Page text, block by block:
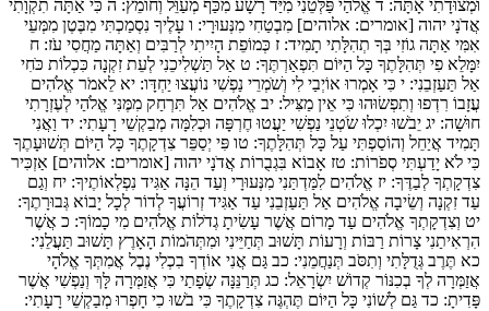
וּמְצוּדָתִי אָתָּה: ד אֱ‍לֹהַי פַּלְּטֵנִי מִיַּד רָשָׁע מִכַּף מְעַוֵּל וְחוֹמֵץ: ה כִּי אַתָּה תִקְוָתִי
אֲדֹנָי יהוה [אומרים: אלוהים] מִבְטַחִי מִנְּעוּרָי: ו עָלֶיךָ נִסְמַכְתִּי מִבֶּטֶן מִמְּעֵי
אִמִּי אַתָּה גוֹזִי בְּךָ תְהִלָּתִי תָמִיד: ז כְּמוֹפֵת הָיִיתִי לְרַבִּים וְאַתָּה מַחֲסִי עֹז: ח
יִמָּלֵא פִי תְּהִלָּתֶךָ כָּל הַיּוֹם תִּפְאַרְתֶּךָ: ט אַל תַּשְׁלִיכֵנִי לְעֵת זִקְנָה כִּכְלוֹת כֹּחִי
אַל תַּעַזְבֵנִי: י כִּי אָמְרוּ אוֹיְבַי לִי וְשֹׁמְרֵי נַפְשִׁי נוֹעֲצוּ יַחְדָּו: יא לֵאמֹר אֱלֹהִים
עֲזָבוֹ רִדְפוּ וְתִפְשׂוּהוּ כִּי אֵין מַצִּיל: יב אֱלֹהִים אַל תִּרְחַק מִמֶּנִּי אֱלֹהַי לְעֶזְרָתִי
חוּשָׁה: יג יֵבֹשׁוּ יִכְלוּ שֹׂטְנֵי נַפְשִׁי יַעֲטוּ חֶרְפָּה וּכְלִמָּה מְבַקְשֵׁי רָעָתִי: יד וַאֲנִי
תָּמִיד אֲיַחֵל וְהוֹסַפְתִּי עַל כָּל תְּהִלָּתֶךָ: טו פִּי יְסַפֵּר צִדְקָתֶךָ כָּל הַיּוֹם תְּשׁוּעָתֶךָ
כִּי לֹא יָדַעְתִּי סְפֹרוֹת: טז אָבוֹא בִּגְבֻרוֹת אֲדֹנָי יהוה [אומרים: אלוהים] אַזְכִּיר
צִדְקָתְךָ לְבַדֶּךָ: יז אֱלֹהִים לִמַּדְתַּנִי מִנְּעוּרָי וְעַד הֵנָּה אַגִּיד נִפְלְאוֹתֶיךָ: יח וְגַם
עַד זִקְנָה וְשֵׂיבָה אֱלֹהִים אַל תַּעַזְבֵנִי עַד אַגִּיד זְרוֹעֲךָ לְדוֹר לְכָל יָבוֹא גְּבוּרָתֶךָ:
יט וְצִדְקָתְךָ אֱלֹהִים עַד מָרוֹם אֲשֶׁר עָשִׂיתָ גְדֹלוֹת אֱלֹהִים מִי כָמוֹךָ: כ אֲשֶׁר
הִרְאִיתַנִי צָרוֹת רַבּוֹת וְרָעוֹת תָּשׁוּב תְּחַיֵּינִי וּמִתְּהֹמוֹת הָאָרֶץ תָּשׁוּב תַּעֲלֵנִי:
כא תֶּרֶב גְּדֻלָּתִי וְתִסֹּב תְּנַחֲמֵנִי: כב גַּם אֲנִי אוֹדְךָ בִכְלִי נֶבֶל אֲמִתְּךָ אֱלֹהָי
אֲזַמְּרָה לְךָ בְכִנּוֹר קְדוֹשׁ יִשְׂרָאֵל: כג תְּרַנֵּנָּה שְׂפָתַי כִּי אֲזַמְּרָה לָּךְ וְנַפְשִׁי אֲשֶׁר
פָּדִיתָ: כד גַּם לְשׁוֹנִי כָּל הַיּוֹם תֶּהְגֶּה צִדְקָתֶךָ כִּי בֹשׁוּ כִי חָפְרוּ מְבַקְשֵׁי רָעָתִי: